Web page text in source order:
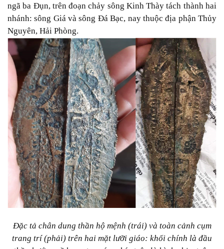
ngã ba Đụn, trên đoạn chảy sông Kinh Thày tách thành hai
nhánh: sông Giá và sông Đá Bạc, nay thuộc địa phận Thủy
Nguyên, Hải Phòng.
Đặc tả chân dung thần hộ mệnh (trái) và toàn cảnh cụm
trang trí (phải) trên hai mặt lưỡi giáo: khối chính là đầu